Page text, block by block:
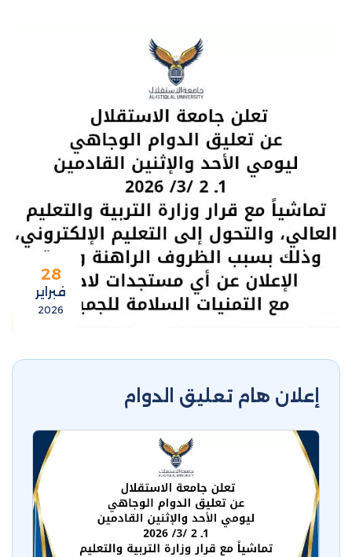
28
فبراير
2026
إعلان هام تعليق الدوام